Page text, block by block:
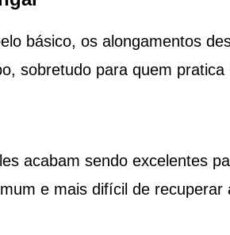
básico, os alongamentos
sobretudo para quem
acabam sendo excelentes
e mais difícil de recuperar